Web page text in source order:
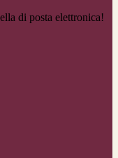
di posta elettronica!